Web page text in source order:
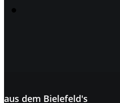
aus dem Bielefeld's